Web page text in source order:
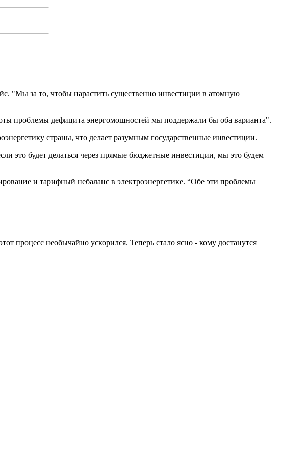
"Мы за то, чтобы нарастить существенно инвестиции в атомную
проблемы дефицита энергомощностей мы поддержали бы оба варианта".
страны, что делает разумным государственные инвестиции.
это будет делаться через прямые бюджетные инвестиции, мы это будем
и тарифный небаланс в электроэнергетике. “Обе эти проблемы
процесс необычайно ускорился. Теперь стало ясно - кому достанутся